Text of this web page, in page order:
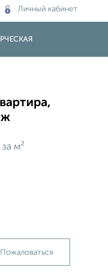
Личный кабинет
за м²
Пожаловаться